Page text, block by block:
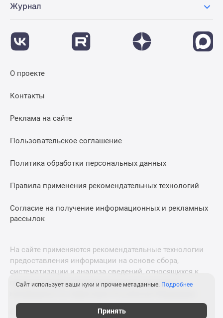
премиум-
класса
Новостройки
бизнес-
класса
Траншевая
Дома
Коттеджные
Москве
коттеджные
поселки
коттеджные
поселки
Коттеджные
поселки
Журнал
О проекте
Контакты
Реклама на сайте
Пользовательское соглашение
Политика обработки персональных данных
Правила применения рекомендательных технологий
Согласие на получение информационных и рекламных
рассылок
На сайте применяются рекомендательные технологии
предоставления информации на основе сбора,
систематизации и анализа сведений, относящихся к
предпочтениям пользователей сети «Интернет»,
© 2011—2026 Новострой-М. Все права защищены. Всё,
Сайт использует ваши куки и прочие метаданные. Подробнее
Принять